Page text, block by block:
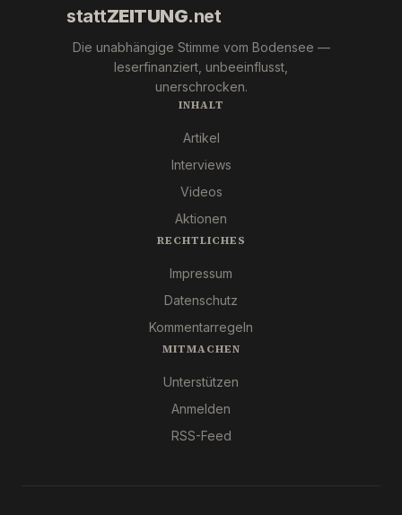
stattZEITUNG.net
Die unabhängige Stimme vom Bodensee —
leserfinanziert, unbeeinflusst,
unerschrocken.
INHALT
Artikel
Interviews
Videos
Aktionen
RECHTLICHES
Impressum
Datenschutz
Kommentarregeln
MITMACHEN
Unterstützen
Anmelden
RSS-Feed